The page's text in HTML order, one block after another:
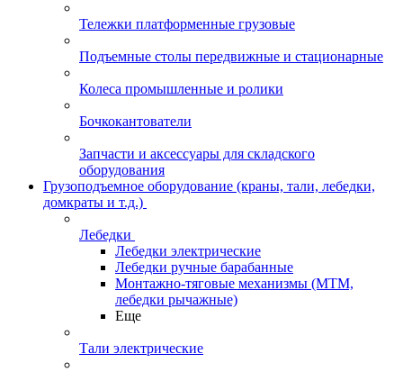
Тележки платформенные грузовые
Подъемные столы передвижные и стационарные
Колеса промышленные и ролики
Бочкокантователи
Запчасти и аксессуары для складского
оборудования
Грузоподъемное оборудование (краны, тали, лебедки,
домкраты и т.д.)
Лебедки
Лебедки электрические
Лебедки ручные барабанные
Монтажно-тяговые механизмы (МТМ,
лебедки рычажные)
Еще
Тали электрические